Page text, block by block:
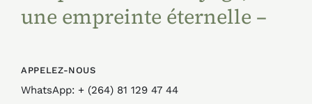
une empreinte éternelle –
APPELEZ-NOUS
WhatsApp: + (264) 81 129 47 44